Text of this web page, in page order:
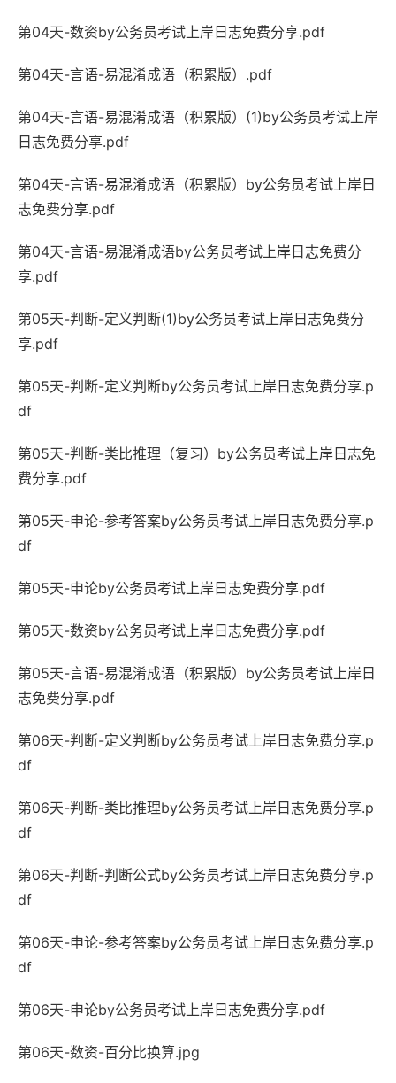
第04天-数资by公务员考试上岸日志免费分享.pdf
第04天-言语-易混淆成语（积累版）.pdf
第04天-言语-易混淆成语（积累版）(1)by公务员考试上岸
日志免费分享.pdf
第04天-言语-易混淆成语（积累版）by公务员考试上岸日
志免费分享.pdf
第04天-言语-易混淆成语by公务员考试上岸日志免费分
享.pdf
第05天-判断-定义判断(1)by公务员考试上岸日志免费分
享.pdf
第05天-判断-定义判断by公务员考试上岸日志免费分享.p
df
第05天-判断-类比推理（复习）by公务员考试上岸日志免
费分享.pdf
第05天-申论-参考答案by公务员考试上岸日志免费分享.p
df
第05天-申论by公务员考试上岸日志免费分享.pdf
第05天-数资by公务员考试上岸日志免费分享.pdf
第05天-言语-易混淆成语（积累版）by公务员考试上岸日
志免费分享.pdf
第06天-判断-定义判断by公务员考试上岸日志免费分享.p
df
第06天-判断-类比推理by公务员考试上岸日志免费分享.p
df
第06天-判断-判断公式by公务员考试上岸日志免费分享.p
df
第06天-申论-参考答案by公务员考试上岸日志免费分享.p
df
第06天-申论by公务员考试上岸日志免费分享.pdf
第06天-数资-百分比换算.jpg